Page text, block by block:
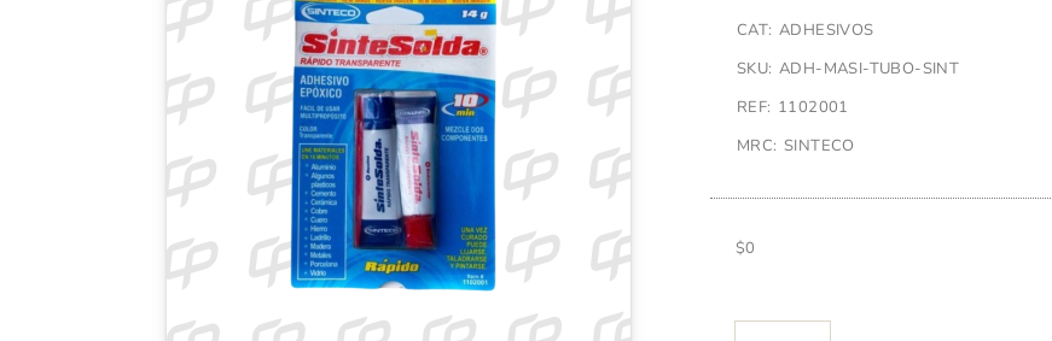
CAT: ADHESIVOS
SKU: ADH-MASI-TUBO-SINT
REF: 1102001
MRC: SINTECO
$0